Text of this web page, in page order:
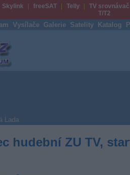
Skylink freeSAT Telly
TV srovnávač
T/T2
Vysílače Galerie Satelity Katalog
Lada
hudební ZU TV,